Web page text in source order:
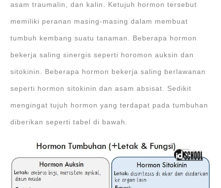
asam traumalin, dan kalin. Ketujuh hormon tersebut
memiliki peranan masing-masing dalam membuat
tumbuh kembang suatu tanaman. Beberapa hormon
bekerja saling sinergis seperti horomon auksin dan
sitokinin. Beberapa hormon bekerja saling berlawanan
seperti hormon sitokinin dan asam absisat. Sedikit
mengingat tujuh hormon yang terdapat pada tumbuhan
diberikan seperti tabel di bawah.